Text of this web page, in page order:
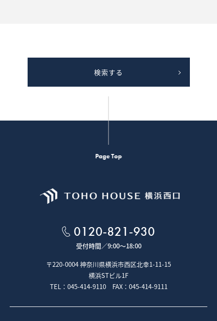
検索する
Page Top
0120-821-930
受付時間／9:00～18:00
〒220-0004 神奈川県横浜市西区北幸1-11-15
横浜STビル1F
TEL：045-414-9110 FAX：045-414-9111